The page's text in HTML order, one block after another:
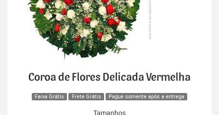
Coroa de Flores Delicada Vermelha
Faixa Grátis Frete Grátis Pague somente após a entrega
Tamanhos